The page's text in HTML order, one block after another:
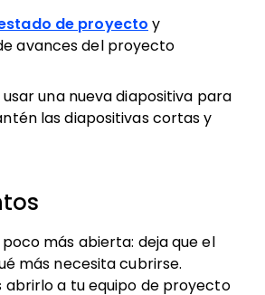
de proyecto y
avances del proyecto
una nueva diapositiva para
las diapositivas cortas y
más abierta: deja que el
más necesita cubrirse.
abrirlo a tu equipo de proyecto